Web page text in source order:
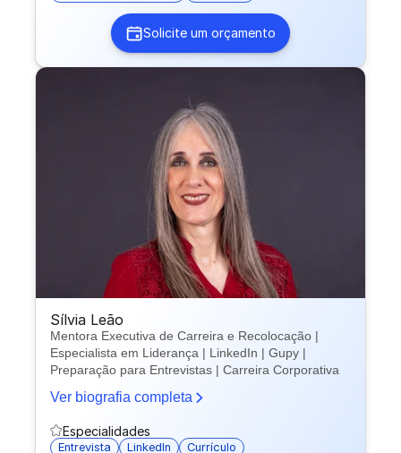
Solicite um orçamento
Sílvia Leão
Mentora Executiva de Carreira e Recolocação |
Especialista em Liderança | LinkedIn | Gupy |
Preparação para Entrevistas | Carreira Corporativa
Ver biografia completa
Especialidades
Entrevista LinkedIn Currículo